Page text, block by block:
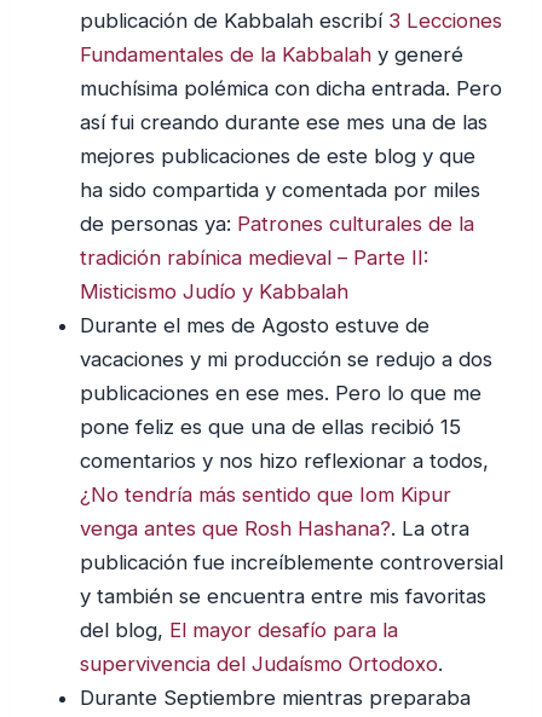
publicación de Kabbalah escribí 3 Lecciones
Fundamentales de la Kabbalahy generé
muchísima polémica con dicha entrada. Pero
así fui creando durante ese mes una de las
mejores publicaciones de este blog y que
ha sido compartida y comentada por miles
de personas ya: Patrones culturales de la
tradición rabínica medieval – Parte II:
Misticismo Judío y Kabbalah
Durante el mes de Agosto estuve de
vacaciones y mi producción se redujo a dos
publicaciones en ese mes. Pero lo que me
pone feliz es que una de ellas recibió 15
comentarios y nos hizo reflexionar a todos,
¿No tendría más sentido que Iom Kipur
venga antes que Rosh Hashana?. La otra
publicación fue increíblemente controversial
y también se encuentra entre mis favoritas
del blog, El mayor desafío para la
supervivencia del Judaísmo Ortodoxo.
Durante Septiembre mientras preparaba